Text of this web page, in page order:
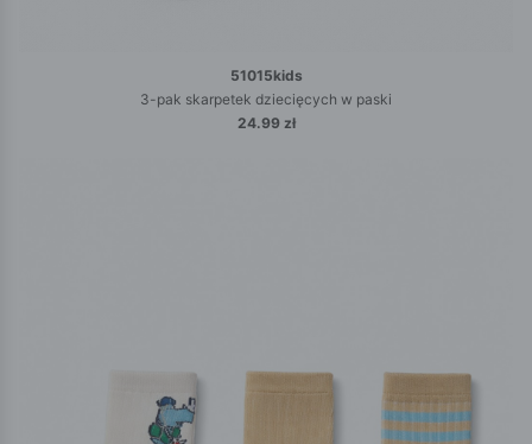
51015kids
3-pak skarpetek dziecięcych w paski
24.99 zł